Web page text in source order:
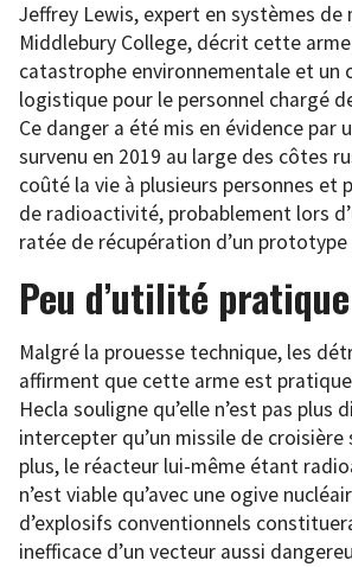
Jeffrey Lewis, expert en systèmes de
Middlebury College, décrit cette
catastrophe environnementale et un
logistique pour le personnel chargé
Ce danger a été mis en évidence par
survenu en 2019 au large des côtes
coûté la vie à plusieurs personnes et
de radioactivité, probablement lors
ratée de récupération d’un
Peu d’utilité pratique
Malgré la prouesse technique, les
affirment que cette arme est
Hecla souligne qu’elle n’est pas plus
intercepter qu’un missile de croisière
plus, le réacteur lui-même étant
n’est viable qu’avec une ogive
d’explosifs conventionnels
inefficace d’un vecteur aussi